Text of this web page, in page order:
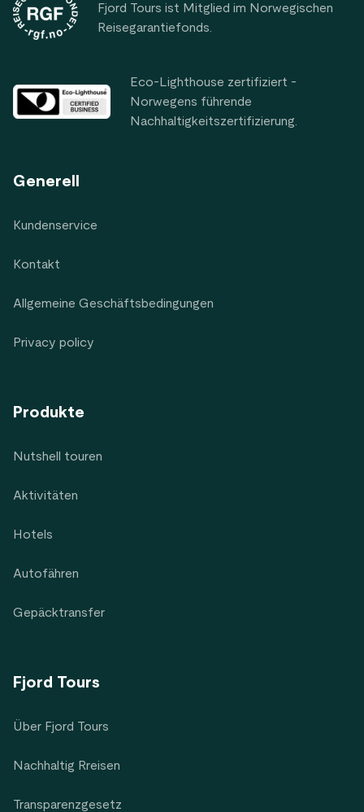
Fjord Tours ist Mitglied im Norwegischen
Reisegarantiefonds.
Eco-Lighthouse zertifiziert -
Norwegens führende
Nachhaltigkeitszertifizierung.
Generell
Kundenservice
Kontakt
Allgemeine Geschäftsbedingungen
Privacy policy
Produkte
Nutshell touren
Aktivitäten
Hotels
Autofähren
Gepäcktransfer
Fjord Tours
Über Fjord Tours
Nachhaltig Rreisen
Transparenzgesetz